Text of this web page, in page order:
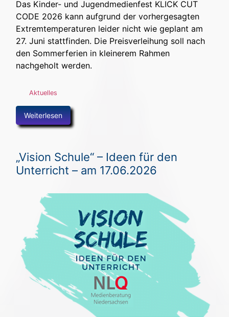
Das Kinder- und Jugendmedienfest KLICK CUT
CODE 2026 kann aufgrund der vorhergesagten
Extremtemperaturen leider nicht wie geplant am
27. Juni stattfinden. Die Preisverleihung soll nach
den Sommerferien in kleinerem Rahmen
nachgeholt werden.
Aktuelles
Weiterlesen
„Vision Schule“ – Ideen für den
Unterricht – am 17.06.2026